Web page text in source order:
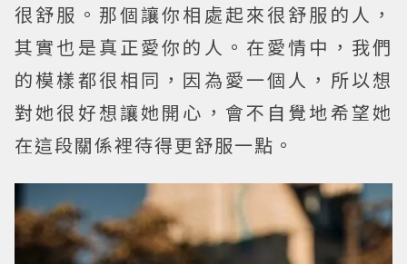
很舒服。那個讓你相處起來很舒服的人，
其實也是真正愛你的人。在愛情中，我們
的模樣都很相同，因為愛一個人，所以想
對她很好想讓她開心，會不自覺地希望她
在這段關係裡待得更舒服一點。